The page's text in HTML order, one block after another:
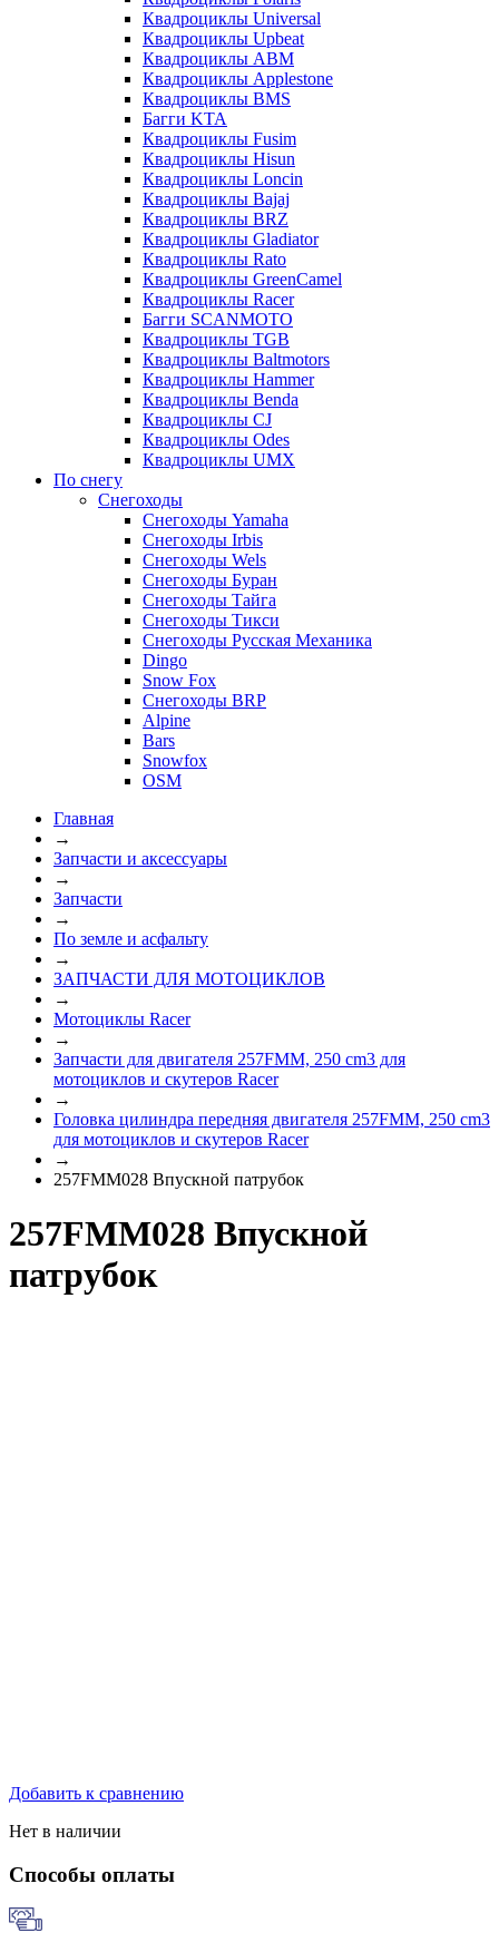
Квадроциклы Universal
Квадроциклы Upbeat
Квадроциклы ABM
Квадроциклы Applestone
Квадроциклы BMS
Багги KTA
Квадроциклы Fusim
Квадроциклы Hisun
Квадроциклы Loncin
Квадроциклы Bajaj
Квадроциклы BRZ
Квадроциклы Gladiator
Квадроциклы Rato
Квадроциклы GreenCamel
Квадроциклы Racer
Багги SCANMOTO
Квадроциклы TGB
Квадроциклы Baltmotors
Квадроциклы Hammer
Квадроциклы Benda
Квадроциклы CJ
Квадроциклы Odes
Квадроциклы UMX
По снегу
Снегоходы
Снегоходы Yamaha
Снегоходы Irbis
Снегоходы Wels
Снегоходы Буран
Снегоходы Тайга
Снегоходы Тикси
Снегоходы Русская Механика
Dingo
Snow Fox
Снегоходы BRP
Alpine
Bars
Snowfox
OSM
Главная
→
Запчасти и аксессуары
→
Запчасти
→
По земле и асфальту
→
ЗАПЧАСТИ ДЛЯ МОТОЦИКЛОВ
→
Мотоциклы Racer
→
Запчасти для двигателя 257FMM, 250 cm3 для
мотоциклов и скутеров Racer
→
Головка цилиндра передняя двигателя 257FMM, 250 cm3
для мотоциклов и скутеров Racer
→
257FMM028 Впускной патрубок
257FMM028 Впускной
патрубок
Добавить к сравнению
Нет в наличии
Способы оплаты